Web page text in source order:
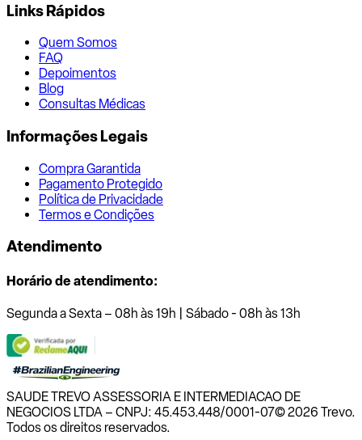
Links Rápidos
Quem Somos
FAQ
Depoimentos
Blog
Consultas Médicas
Informações Legais
Compra Garantida
Pagamento Protegido
Política de Privacidade
Termos e Condições
Atendimento
Horário de atendimento:
Segunda a Sexta – 08h às 19h | Sábado - 08h às 13h
SAUDE TREVO ASSESSORIA E INTERMEDIACAO DE
NEGOCIOS LTDA – CNPJ: 45.453.448/0001-07© 2026 Trevo.
Todos os direitos reservados.